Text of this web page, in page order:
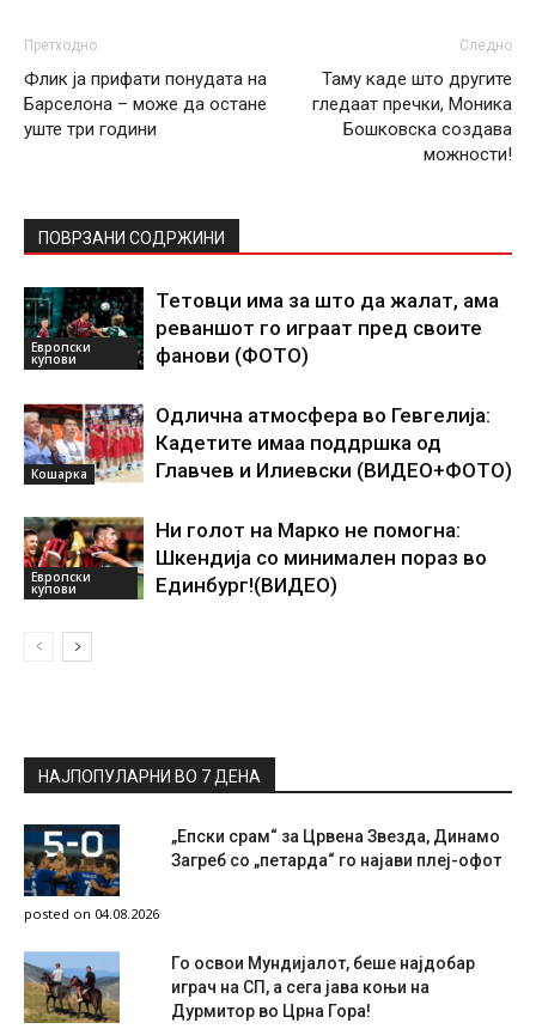
Претходно
Флик ја прифати понудата на
Барселона – може да остане
уште три години
Следно
Таму каде што другите
гледаат пречки, Моника
Бошковска создава
можности!
ПОВРЗАНИ СОДРЖИНИ
Европски
купови
Тетовци има за што да жалат, ама
реваншот го играат пред своите
фанови (ФОТО)
Кошарка
Одлична атмосфера во Гевгелија:
Кадетите имаа поддршка од
Главчев и Илиевски (ВИДЕО+ФОТО)
Европски
купови
Ни голот на Марко не помогна:
Шкендија со минимален пораз во
Единбург!(ВИДЕО)
НАЈПОПУЛАРНИ ВО 7 ДЕНА
„Епски срам“ за Црвена Звезда, Динамо
Загреб со „петарда“ го најави плеј-офот
posted on 04.08.2026
Го освои Мундијалот, беше најдобар
играч на СП, а сега јава коњи на
Дурмитор во Црна Гора!